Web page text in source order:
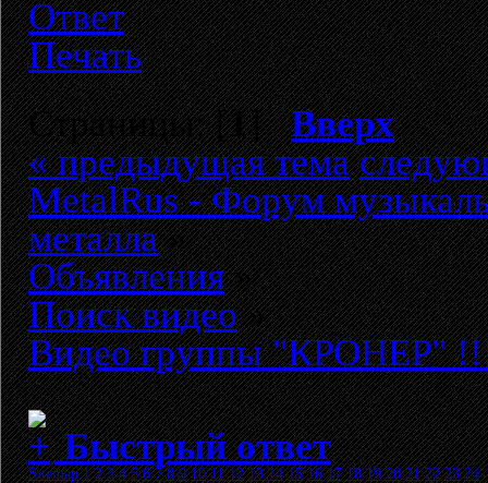
Ответ
Печать
Страницы: [1]Вверх
« предыдущая тема
MetalRus - Форум
металла»
Объявления»
Поиск видео»
Видео группы "КРОНЕР"
Быстрый ответ
Sitemap 1 2 3 4 5 6 7 8 9 10 11 12 13 14 15 16 17 18 19 20 21 22 23 24